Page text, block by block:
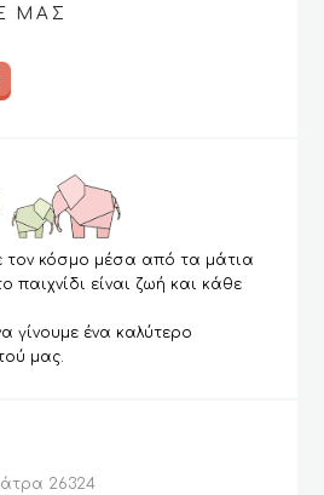
ΜΑΣ
τον κόσμο μέσα από τα μάτια
παιχνίδι είναι ζωή και κάθε
γίνουμε ένα καλύτερο
μας.
26324